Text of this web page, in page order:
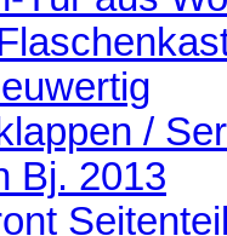
/
Bj. 2013